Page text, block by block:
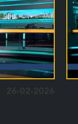
26-02-2026